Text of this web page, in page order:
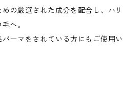
の厳選された成分を配合し、ハリ
へ。
ーマをされている方にもご使用い